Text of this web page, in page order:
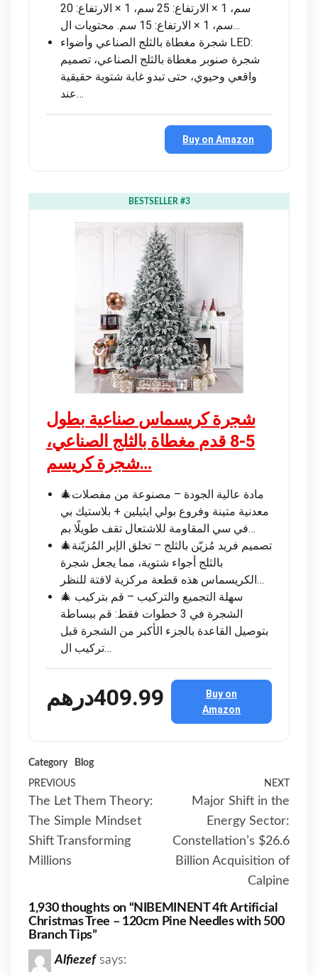
سم، 1 × الارتفاع: 25 سم، 1 × الارتفاع: 20
سم، 1 × الارتفاع: 15 سم. محتويات ال…
شجرة مغطاة بالثلج الصناعي وأضواء LED:
شجرة صنوبر مغطاة بالثلج الصناعي، تصميم
واقعي وحيوي، حتى تبدو غابة شتوية حقيقية
عند…
Buy on Amazon
BESTSELLER #3
شجرة كريسماس صناعية بطول
5-8 قدم مغطاة بالثلج الصناعي،
شجرة كريسم…
🎄مادة عالية الجودة – مصنوعة من مفصلات
معدنية متينة وفروع بولي ايثيلين + بلاستيك بي
في سي المقاومة للاشتعال تقف طويلًا بم…
🎄تصميم فريد مُزيّن بالثلج – تخلق الإبر المُزيّنة
بالثلج أجواء شتوية، مما يجعل شجرة
الكريسماس هذه قطعة مركزية لافتة للنظر…
🎄 سهلة التجميع والتركيب – قم بتركيب
الشجرة في 3 خطوات فقط: قم ببساطة
بتوصيل القاعدة بالجزء الأكبر من الشجرة قبل
تركيب ال…
درهم‎409.‎99
Buy on
Amazon
Category Blog
Post
navigation
Previous
Post
PREVIOUS
The Let Them Theory:
The Simple Mindset
Shift Transforming
Millions
NEXT
Major Shift in the
Energy Sector:
Constellation’s $26.6
Billion Acquisition of
Calpine
1,930 thoughts on “NIBEMINENT 4ft Artificial
Christmas Tree – 120cm Pine Needles with 500
Branch Tips”
Alfiezef says: